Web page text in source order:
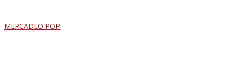
MERCADEO POP